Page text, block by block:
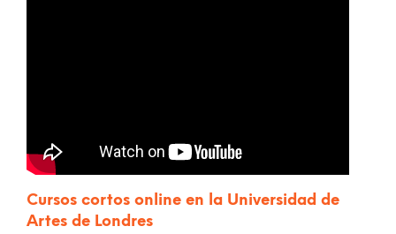
Cursos cortos online en la Universidad de
Artes de Londres